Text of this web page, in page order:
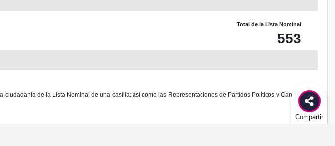
Compartir
Total de la Lista Nominal
553
de la Lista Nominal de una casilla; así como las Representaciones de Partidos Políticos y Candidaturas